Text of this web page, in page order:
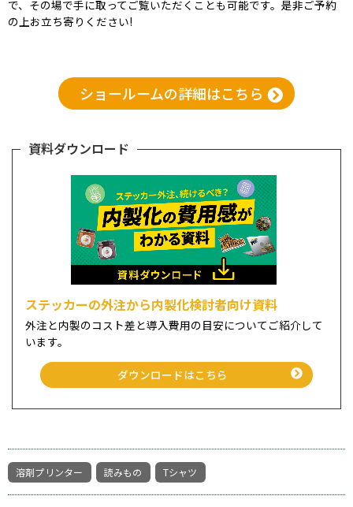
で、その場で手に取ってご覧いただくことも可能です。是非ご予約
の上お立ち寄りください!
ショールームの詳細はこちら
資料ダウンロード
ステッカーの外注から内製化検討者向け資料
外注と内製のコスト差と導入費用の目安についてご紹介して
います。
ダウンロードはこちら
溶剤プリンター 読みもの Tシャツ